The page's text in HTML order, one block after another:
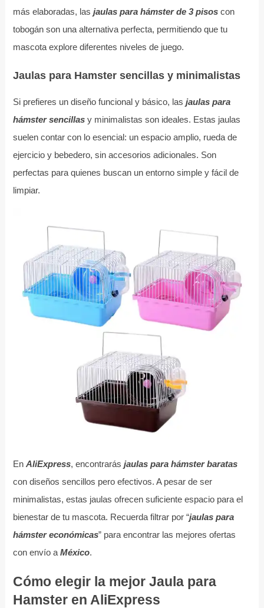
más elaboradas, las jaulas para hámster de 3 pisoscon
tobogán son una alternativa perfecta, permitiendo que tu
mascota explore diferentes niveles de juego.
Jaulas para Hamster sencillas y minimalistas
Si prefieres un diseño funcional y básico, las jaulas para
hámster sencillasy minimalistas son ideales. Estas jaulas
suelen contar con lo esencial: un espacio amplio, rueda de
ejercicio y bebedero, sin accesorios adicionales. Son
perfectas para quienes buscan un entorno simple y fácil de
limpiar.
En AliExpress, encontrarás jaulas para hámster baratas
con diseños sencillos pero efectivos. A pesar de ser
minimalistas, estas jaulas ofrecen suficiente espacio para el
bienestar de tu mascota. Recuerda filtrar por “jaulas para
hámster económicas” para encontrar las mejores ofertas
con envío a México.
Cómo elegir la mejor Jaula para
Hamster en AliExpress